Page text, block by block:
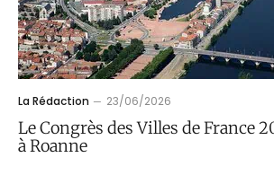
La Rédaction 23/06/2026
Le Congrès des Villes de France
à Roanne